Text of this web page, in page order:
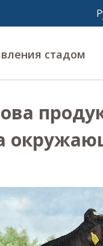
стадом